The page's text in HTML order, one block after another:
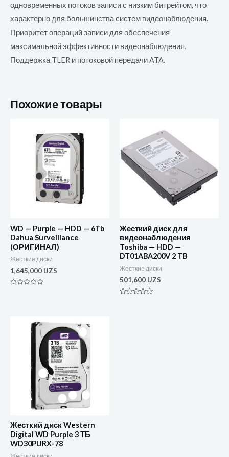
одновременных потоков записи с низким битрейтом, что
характерно для большинства систем видеонаблюдения.
Приоритет операций записи для обеспечения
максимальной эффективности видеонаблюдения.
Поддержка TLER и потоковой передачи ATA.
Похожие товары
WD — Purple — HDD — 6Tb
Dahua Surveillance
(ОРИГИНАЛ)
Жесткие диски
1,645,000 UZS
Жесткий диск для
видеонаблюдения
Toshiba — HDD —
DT01ABA200V 2 TB
Жесткие диски
501,600 UZS
Жесткий диск Western
Digital WD Purple 3 ТБ
WD30PURX-78